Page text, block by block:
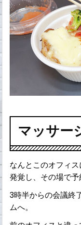
マッサー
なんとこのオフィ
発覚し、その場で予
3時半からの会議終
ムへ。